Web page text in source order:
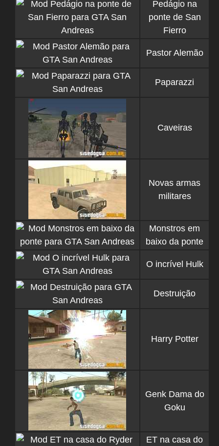
Pedágio na
ponte de San
Fierro
Pastor Alemão
Paparazzi
Caveiras
Novas armas
militares
Monstros em
baixo da ponte
O incrível Hulk
Destruição
Harry Potter
Genk Dama do
Goku
ET na casa do